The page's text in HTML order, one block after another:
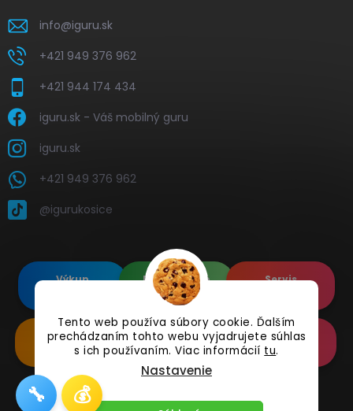
Tento web používa súbory cookie. Ďalším
prechádzaním tohto webu vyjadrujete súhlas
s ich používaním. Viac informácií tu.
Nastavenie
info@iguru.sk
+421 949 376 962
+421 944 174 434
iguru.sk - Váš mobilný guru
iguru.sk
+421 949 376 962
@igurukosice
Výkup
Renovované
Apple's
Servis
Renovované
Samsung's
Doplnkové
Príslušenstvo
Online
Reklamácia
🔧 💰